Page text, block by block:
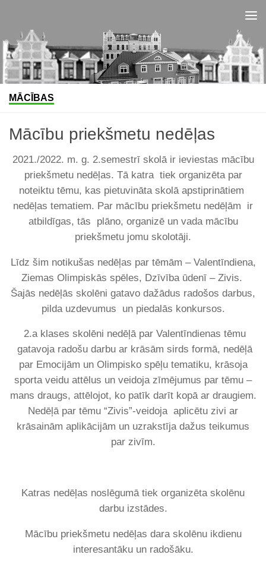
MĀCĪBAS
Mācību priekšmetu nedēļas
2021./2022. m. g. 2.semestrī skolā ir ieviestas mācību
priekšmetu nedēļas. Tā katra tiek organizēta par
noteiktu tēmu, kas pietuvināta skolā apstiprinātiem
nedēļas tematiem. Par mācību priekšmetu nedēļām ir
atbildīgas, tās plāno, organizē un vada mācību
priekšmetu jomu skolotāji.
Līdz šim notikušas nedēļas par tēmām – Valentīndiena,
Ziemas Olimpiskās spēles, Dzīvība ūdenī – Zivis.
Šajās nedēļās skolēni gatavo dažādus radošos darbus,
pilda uzdevumus un piedalās konkursos.
2.a klases skolēni nedēļā par Valentīndienas tēmu
gatavoja radošu darbu ar krāsām sirds formā, nedēļā
par Emocijām un Olimpisko spēļu tematiku, krāsoja
sporta veidu attēlus un veidoja zīmējumus par tēmu –
mans draugs, attēlojot, ko patīk darīt kopā ar draugiem.
Nedēļā par tēmu “Zivis”-veidoja aplicētu zivi ar
krāsainām aplikācijām un uzrakstīja dažus teikumus
par zivīm.
Katras nedēļas noslēgumā tiek organizēta skolēnu
darbu izstādes.
Mācību priekšmetu nedēļas dara skolēnu ikdienu
interesantāku un radošāku.